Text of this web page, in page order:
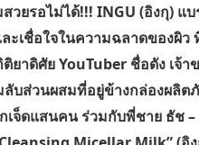
วยรอไม่ได้!!! INGU (อิงกุ) แ
ะเชื่อใจในความฉลาดของผิว
ยาดิศัย YouTuber ชื่อดัง เจ้
ลับส่วนผสมที่อยู่ข้างกล่องผลิ
จ็ดแสนคน ร่วมกับพี่ชาย ธัช –